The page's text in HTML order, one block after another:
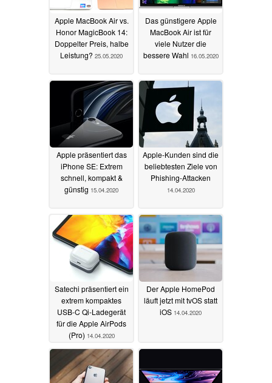
Apple MacBook Air vs.
Honor MagicBook 14:
Doppelter Preis, halbe
Leistung? 25.05.2020
Das günstigere Apple
MacBook Air ist für
viele Nutzer die
bessere Wahl 16.05.2020
Apple präsentiert das
iPhone SE: Extrem
schnell, kompakt &
günstig 15.04.2020
Apple-Kunden sind die
beliebtesten Ziele von
Phishing-Attacken
14.04.2020
Satechi präsentiert ein
extrem kompaktes
USB-C Qi-Ladegerät
für die Apple AirPods
(Pro) 14.04.2020
Der Apple HomePod
läuft jetzt mit tvOS statt
iOS 14.04.2020